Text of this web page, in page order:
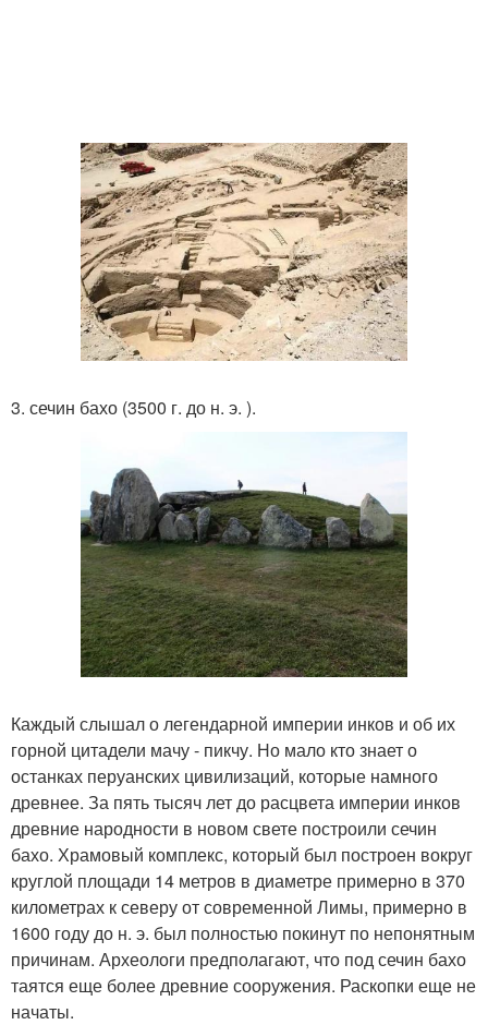
3. сечин бахо (3500 г. до н. э. ).
Каждый слышал о легендарной империи инков и об их
горной цитадели мачу - пикчу. Но мало кто знает о
останках перуанских цивилизаций, которые намного
древнее. За пять тысяч лет до расцвета империи инков
древние народности в новом свете построили сечин
бахо. Храмовый комплекс, который был построен вокруг
круглой площади 14 метров в диаметре примерно в 370
километрах к северу от современной Лимы, примерно в
1600 году до н. э. был полностью покинут по непонятным
причинам. Археологи предполагают, что под сечин бахо
таятся еще более древние сооружения. Раскопки еще не
начаты.